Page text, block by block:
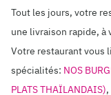
Tout les jours, votre
une livraison rapide, à
Votre restaurant vous
spécialités: NOS
PLATS THAÏLANDAIS),